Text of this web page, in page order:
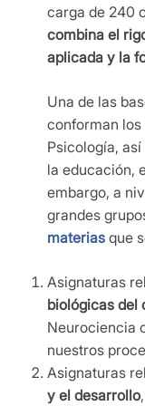
carga de 240
combina el
aplicada y la
Una de las
conforman
Psicología,
la educación,
embargo, a
grandes
materias que
Asignaturas
biológicas del
Neurociencia
nuestros
Asignaturas
y el desarrollo